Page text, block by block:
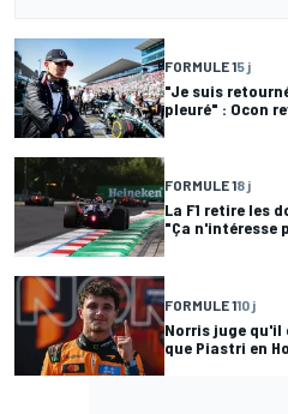
FORMULE 15 j
"Je suis
pleuré" : Ocon
FORMULE 18 j
La F1 retire les
"Ça n'intéresse
FORMULE 110 j
Norris juge
que Piastri en